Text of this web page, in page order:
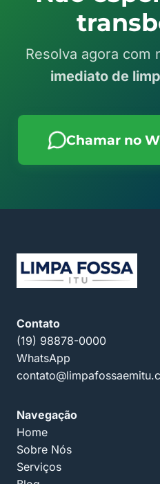
Resolva agora com
imediato de
Chamar no
Contato
(19) 98878-0000
WhatsApp
Navegação
Home
Sobre Nós
Serviços